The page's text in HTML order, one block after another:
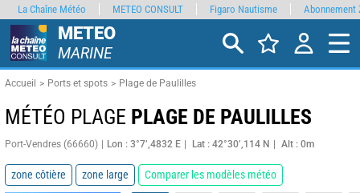
METEO
MARINE
Accueil Ports et spots Plage de Paulilles
MÉTÉO PLAGE PLAGE DE PAULILLES
Port-Vendres (66660) Lon : 3°7’,4832 E Lat : 42°30’,114 N Alt : 0m
zone côtière zone large Comparer les modèles météo
La Chaîne Météo METEO CONSULT Figaro Nautisme Abonnement